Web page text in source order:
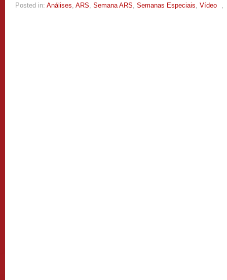
Posted in: Análises, ARS, Semana ARS, Semanas Especiais, Vídeo ,